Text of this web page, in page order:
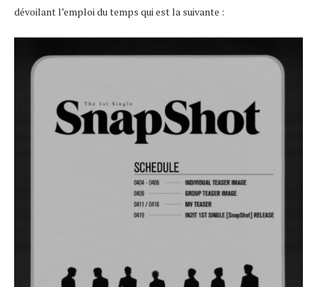
dévoilant l’emploi du temps qui est la suivante :